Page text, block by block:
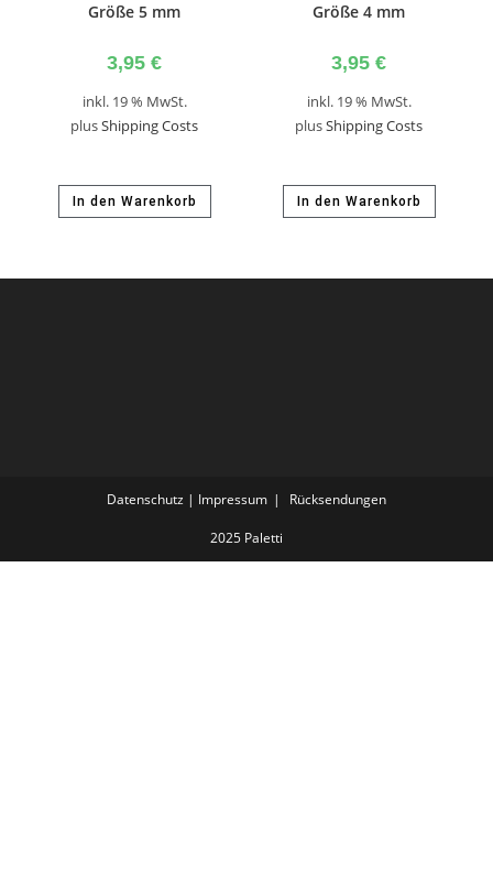
Größe 5 mm
3,95 €
inkl. 19 % MwSt.
plusShipping Costs
In den Warenkorb
Größe 4 mm
3,95 €
inkl. 19 % MwSt.
plusShipping Costs
In den Warenkorb
Datenschutz | Impressum Rücksendungen
2025 Paletti